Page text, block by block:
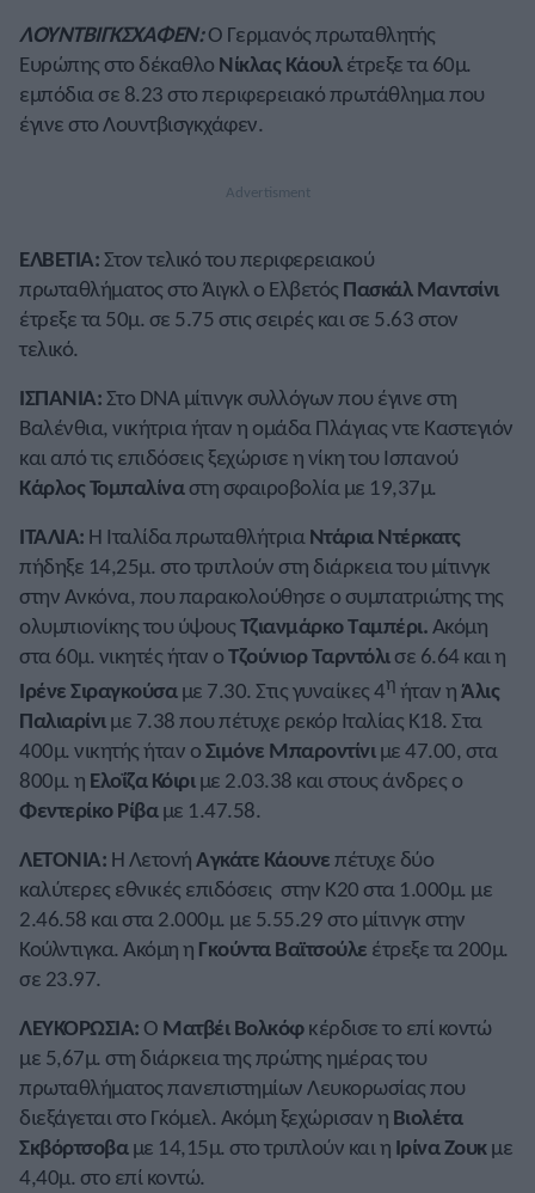
ΛΟΥΝΤΒΙΓΚΣΧΑΦΕΝ: Ο Γερμανός πρωταθλητής
Ευρώπης στο δέκαθλο Νίκλας Κάουλέτρεξε τα 60μ.
εμπόδια σε 8.23 στο περιφερειακό πρωτάθλημα που
έγινε στο Λουντβισγκχάφεν.
ΕΛΒΕΤΙΑ:Στον τελικό του περιφερειακού
πρωταθλήματος στο Άιγκλ ο Ελβετός Πασκάλ Μαντσίνι
έτρεξε τα 50μ. σε 5.75 στις σειρές και σε 5.63 στον
τελικό.
ΙΣΠΑΝΙΑ:Στο DNA μίτινγκ συλλόγων που έγινε στη
Βαλένθια, νικήτρια ήταν η ομάδα Πλάγιας ντε Καστεγιόν
και από τις επιδόσεις ξεχώρισε η νίκη του Ισπανού
Κάρλος Τομπαλίναστη σφαιροβολία με 19,37μ.
ΙΤΑΛΙΑ: Η Ιταλίδα πρωταθλήτριαΝτάρια Ντέρκατς
πήδηξε 14,25μ. στο τριπλούν στη διάρκεια του μίτινγκ
στην Ανκόνα, που παρακολούθησε ο συμπατριώτης της
ολυμπιονίκης του ύψουςΤζιανμάρκο Ταμπέρι.Ακόμη
στα 60μ. νικητές ήταν οΤζούνιορ Ταρντόλισε 6.64 και η
Ιρένε Σιραγκούσαμε 7.30. Στις γυναίκες 4η ήταν ηΆλις
Παλιαρίνιμε 7.38 που πέτυχε ρεκόρ Ιταλίας Κ18. Στα
400μ. νικητής ήταν οΣιμόνε Μπαροντίνιμε 47.00, στα
800μ. η Ελοΐζα Κόιριμε 2.03.38 και στους άνδρες ο
Φεντερίκο Ρίβαμε 1.47.58.
ΛΕΤΟΝΙΑ: Η ΛετονήΑγκάτε Κάουνεπέτυχε δύο
καλύτερες εθνικές επιδόσεις στην Κ20 στα 1.000μ. με
2.46.58 και στα 2.000μ. με 5.55.29 στο μίτινγκ στην
Κούλντιγκα. Ακόμη η Γκούντα Βαϊτσούλε έτρεξε τα 200μ.
σε 23.97.
ΛΕΥΚΟΡΩΣΙΑ: Ο Ματβέι Βολκόφκέρδισε το επί κοντώ
με 5,67μ. στη διάρκεια της πρώτης ημέρας του
πρωταθλήματος πανεπιστημίων Λευκορωσίας που
διεξάγεται στο Γκόμελ. Ακόμη ξεχώρισαν η Βιολέτα
Σκβόρτσοβαμε 14,15μ. στο τριπλούν και η Ιρίνα Ζουκμε
4,40μ. στο επί κοντώ.